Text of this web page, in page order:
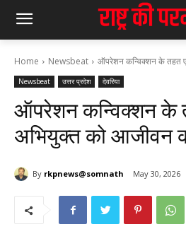
Home Newsbeat ऑपरेशन कन्विक्शन के तहत
Newsbeat उत्तर प्रदेश देवरिया
ऑपरेशन कन्विक्शन के
अभियुक्त को आजीवन
By rkpnews@somnath May 30, 2026